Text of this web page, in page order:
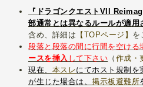
『ドラゴンクエストVII
部通常とは異なるルールが適用
含め、詳細は 【TOPページ】 を
段落と段落の間に行間を空ける
ースを挿入 して下さい （ 作成・
現在、 本スレにてホスト規制を
が生じた場合は、掲示板避難所